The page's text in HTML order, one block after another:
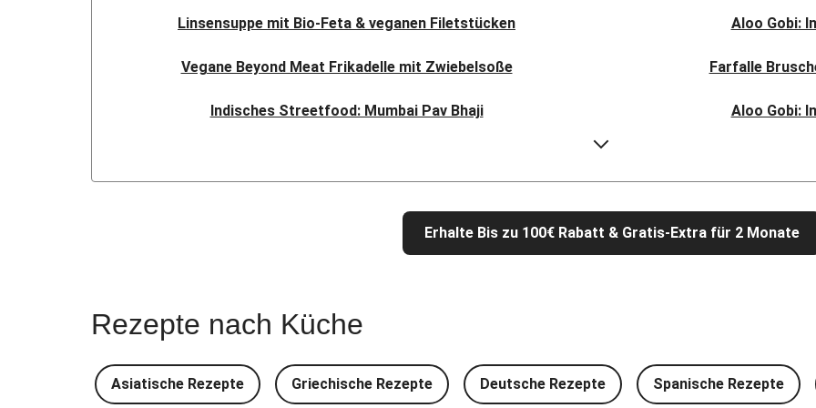
Linsensuppe mit Bio-Feta & veganen Filetstücken Aloo Gobi:
Vegane Beyond Meat Frikadelle mit Zwiebelsoße Farfalle
Indisches Streetfood: Mumbai Pav Bhaji Aloo Gobi:
Doppelte vegane Beyond Meat Frikadelle Buttrige
Camembert En Croûte mit Kartoffeln und Salat
Chana Masala mit Kichererbsen und Babyspinat Scharfe Linsensuppe
Erhalte Bis zu 100€ Rabatt & Gratis-Extra für 2 Monate
Rezepte nach Küche
Asiatische Rezepte Griechische Rezepte Deutsche Rezepte Spanische Rezepte